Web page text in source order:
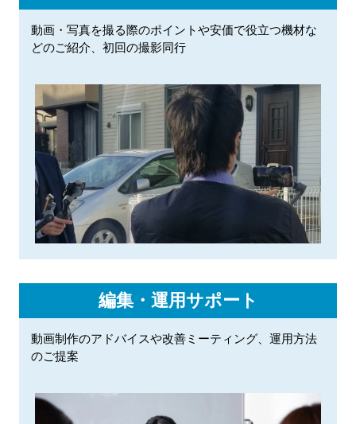
動画・写真を撮る際のポイントや安価で役立つ機材な
どのご紹介、初回の撮影同行
編集・運用サポート
動画制作のアドバイスや改善ミーティング、運用方法
のご提案